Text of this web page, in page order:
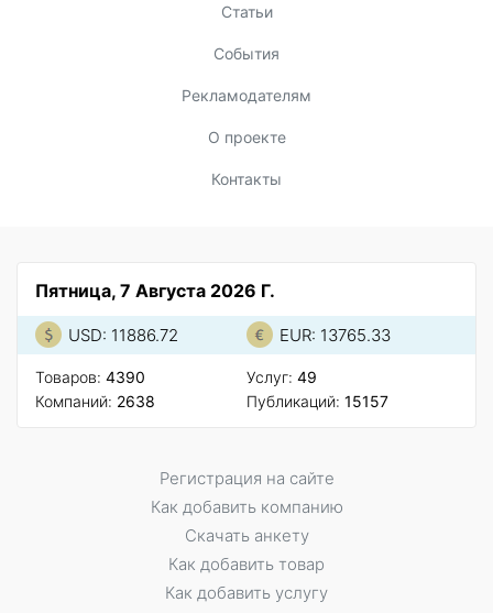
Статьи
События
Рекламодателям
О проекте
Контакты
Пятница, 7 Августа 2026 Г.
USD: 11886.72 EUR: 13765.33
Товаров: 4390
Компаний: 2638
Услуг: 49
Публикаций: 15157
Регистрация на сайте
Как добавить компанию
Скачать анкету
Как добавить товар
Как добавить услугу